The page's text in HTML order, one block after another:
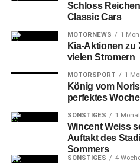
Schloss
Classic Cars
MOTORNEWS 1
Kia-Aktionen zu
vielen Stromern
MOTORSPORT 1
König vom
perfektes
SONSTIGES 1
Wincent Weiss
Auftakt des
Sommers
SONSTIGES 4